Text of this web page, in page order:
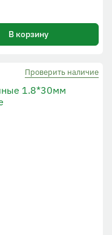
В корзину
Проверить наличие
1.8*30мм